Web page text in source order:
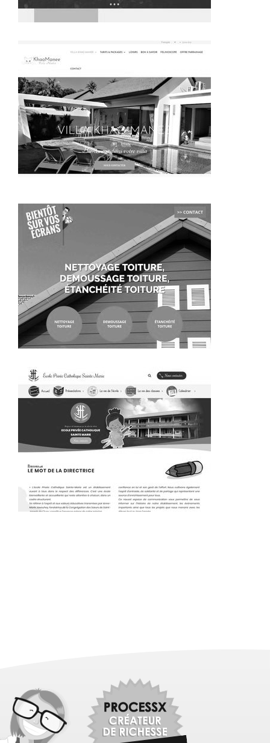
~415€/mois économisés d'annonces commerciales
~423€/mois économisés d'annonces commerciales
~392€/mois économisés d'annonces commerciales